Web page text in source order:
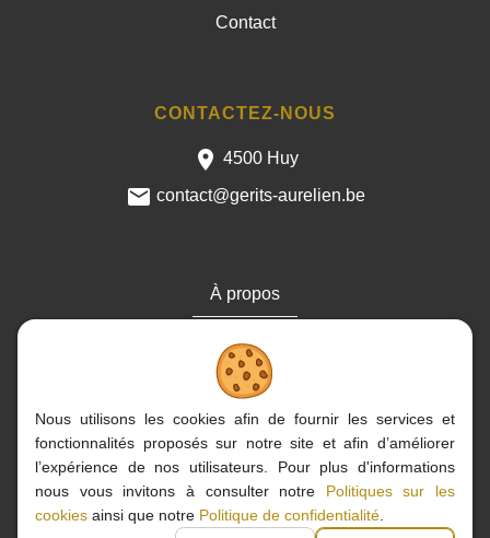
Nous utilisons les cookies afin de fournir les services et
fonctionnalités proposés sur notre site et afin d’améliorer
l’expérience de nos utilisateurs. Pour plus d'informations
nous vous invitons à consulter notre Politiques sur les
cookies ainsi que notre Politique de confidentialité
Contact
CONTACTEZ-NOUS
4500 Huy
contact@gerits-aurelien.be
À propos
Cookies
Contact
2020 - 2026| Aurélien Gérits, Tous droits réservés
TVA : BE0835.618.970